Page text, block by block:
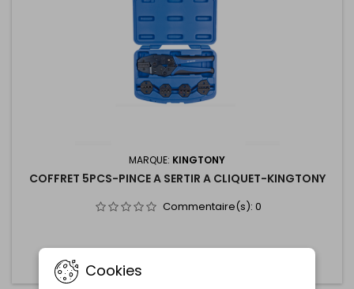
MARQUE: KINGTONY
COFFRET 5PCS-PINCE A SERTIR A CLIQUET-KINGTONY
Commentaire(s): 0
Cookies